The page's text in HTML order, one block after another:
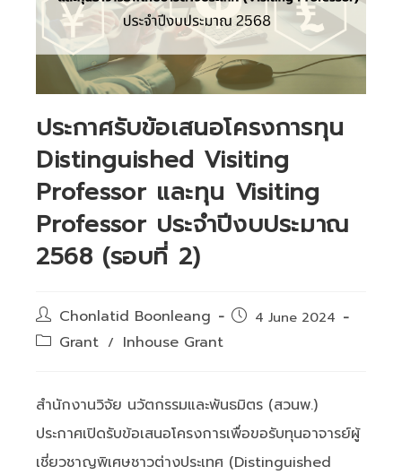
ประกาศรับข้อเสนอโครงการทุน
Distinguished Visiting
Professor และทุน Visiting
Professor ประจำปีงบประมาณ
2568 (รอบที่ 2)
Post
author:
Chonlatid Boonleang
Post4 June 2024
PostGrant / Inhouse Grant
สำนักงานวิจัย นวัตกรรมและพันธมิตร (สวนพ.)
ประกาศเปิดรับข้อเสนอโครงการเพื่อขอรับทุนอาจารย์ผู้
เชี่ยวชาญพิเศษชาวต่างประเทศ (Distinguished